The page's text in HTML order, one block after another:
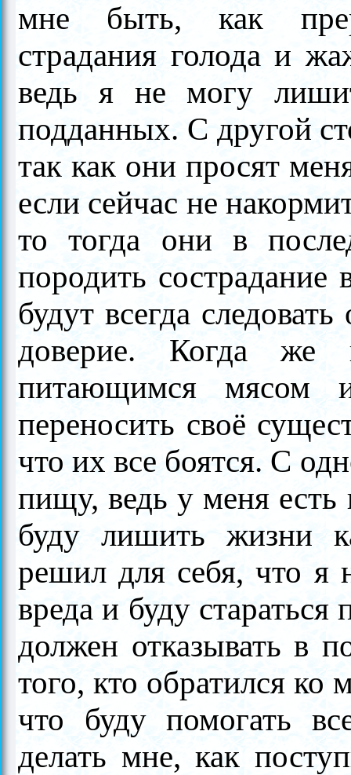
мне быть, как
страдания голода и
ведь я не могу
подданных. С другой
так как они просят
если сейчас не
то тогда они в
породить
будут всегда
доверие. Когда же
питающимся мясом
переносить своё
что их все боятся. С
пищу, ведь у меня есть
буду лишить жизни
решил для себя, что я
вреда и буду
должен отказывать в
того, кто обратился
что буду помогать
делать мне, как